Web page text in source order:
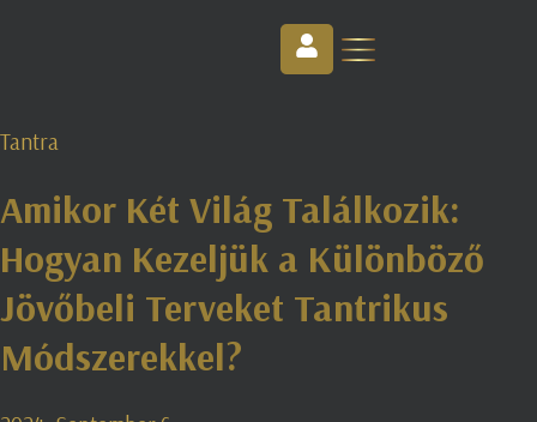
Tantra
Amikor Két Világ Találkozik:
Hogyan Kezeljük a Különböző
Jövőbeli Terveket Tantrikus
Módszerekkel?